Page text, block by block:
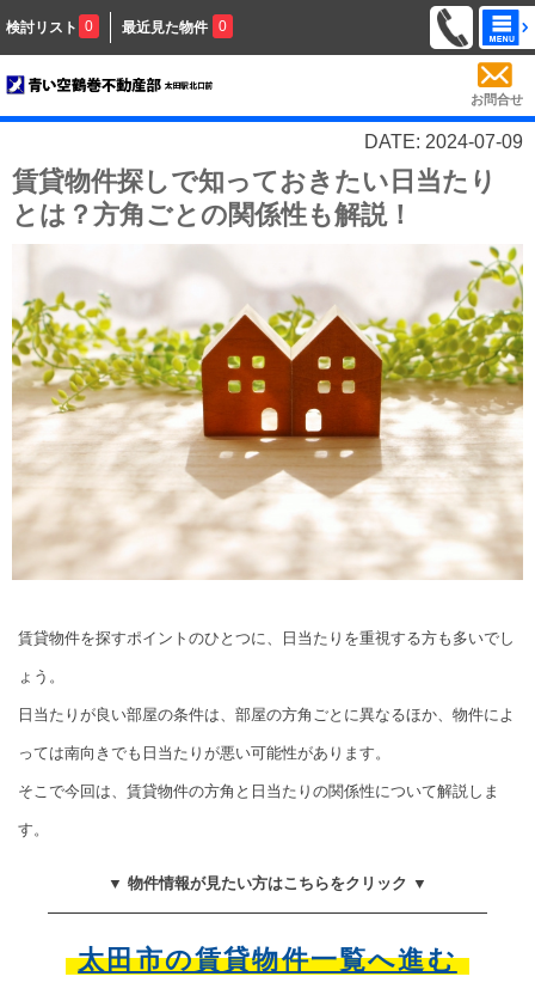
検討リスト 0 最近見た物件 0
お問合せ
DATE: 2024-07-09
賃貸物件探しで知っておきたい日当たり
とは？方角ごとの関係性も解説！
賃貸物件を探すポイントのひとつに、日当たりを重視する方も多いでし
ょう。
日当たりが良い部屋の条件は、部屋の方角ごとに異なるほか、物件によ
っては南向きでも日当たりが悪い可能性があります。
そこで今回は、賃貸物件の方角と日当たりの関係性について解説しま
す。
▼ 物件情報が見たい方はこちらをクリック ▼
太田市の賃貸物件一覧へ進む